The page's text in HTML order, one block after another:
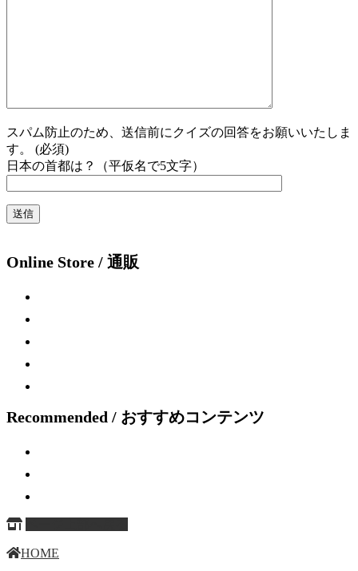
スパム防止のため、送信前にクイズの回答をお願いいたしま
す。 (必須)
日本の首都は？（平仮名で5文字）
Online Store / 通販
Recommended / おすすめコンテンツ
HOME